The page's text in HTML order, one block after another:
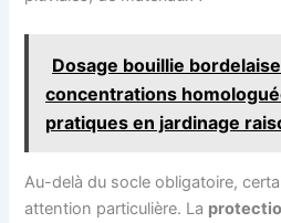
Dosage bouillie
concentrations
pratiques en jardinage
Au-delà du socle obligatoire,
attention particulière. La